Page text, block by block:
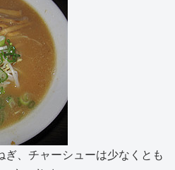
ぎ、チャーシューは少なくとも